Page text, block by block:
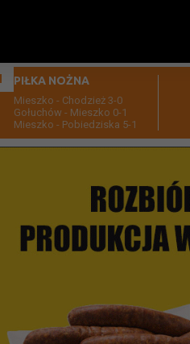
PIŁKA NOŻNA
Mieszko - Chodzież 3-0
Gołuchów - Mieszko 0-1
Mieszko - Pobiedziska 5-1